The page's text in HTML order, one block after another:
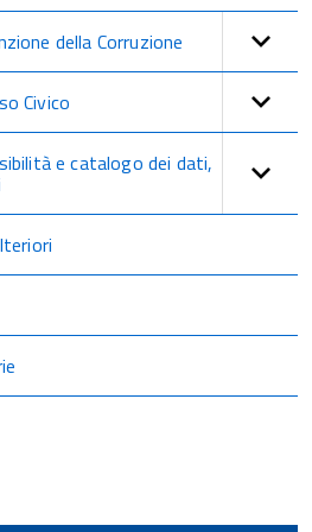
della Corruzione
Civico
e catalogo dei dati,